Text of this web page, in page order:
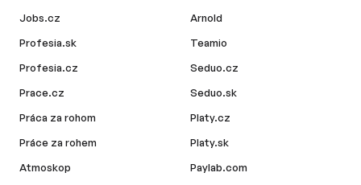
Jobs.cz
Profesia.sk
Profesia.cz
Prace.cz
Práca za rohom
Práce za rohem
Atmoskop
Arnold
Teamio
Seduo.cz
Seduo.sk
Platy.cz
Platy.sk
Paylab.com